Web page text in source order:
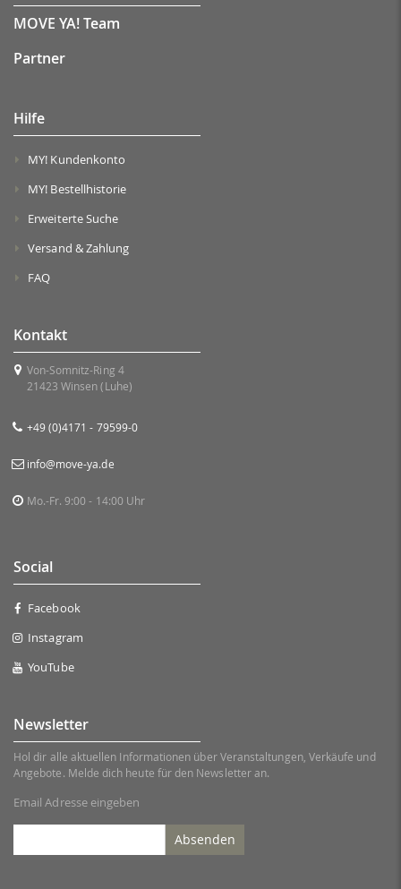
MOVE YA! Team
Partner
Hilfe
MY! Kundenkonto
MY! Bestellhistorie
Erweiterte Suche
Versand & Zahlung
FAQ
Kontakt
Von-Somnitz-Ring 4
21423 Winsen (Luhe)
+49 (0)4171 - 79599-0
info@move-ya.de
Mo.-Fr. 9:00 - 14:00 Uhr
Social
Facebook
Instagram
YouTube
Newsletter
Hol dir alle aktuellen Informationen über Veranstaltungen, Verkäufe und
Angebote. Melde dich heute für den Newsletter an.
Email Adresse eingeben
Absenden